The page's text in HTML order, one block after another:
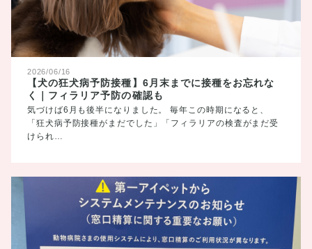
2026/06/16
【犬の狂犬病予防接種】6月末までに接種をお忘れな
く｜フィラリア予防の確認も
気づけば6月も後半になりました。 毎年この時期になると、
「狂犬病予防接種がまだでした」「フィラリアの検査がまだ受
けられ…